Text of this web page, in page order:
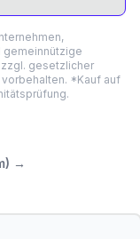
gemeinnützige
gesetzlicher
vorbehalten. *Kauf auf
→